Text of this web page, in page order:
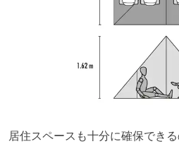
居住スペースも十分に確保でき